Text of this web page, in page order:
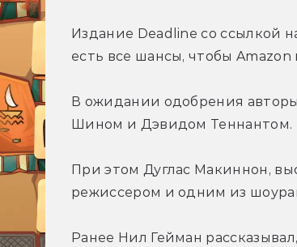
Издание Deadline со ссылкой
есть все шансы, чтобы
В ожидании одобрения
Шином и Дэвидом Теннантом.
При этом Дуглас Макиннон,
режиссером и одним из
Ранее Нил Гейман